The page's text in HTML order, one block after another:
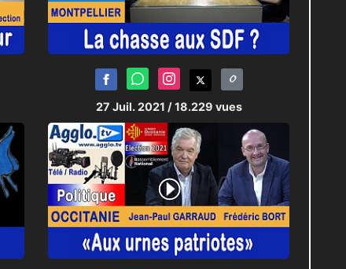
27 Juil. 2021 / 18.229 vues